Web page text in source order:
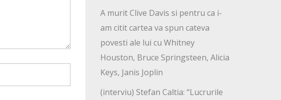
A murit Clive Davis si pentru ca i-
am citit cartea va spun cateva
povesti ale lui cu Whitney
Houston, Bruce Springsteen, Alicia
Keys, Janis Joplin
(interviu) Stefan Caltia: “Lucrurile